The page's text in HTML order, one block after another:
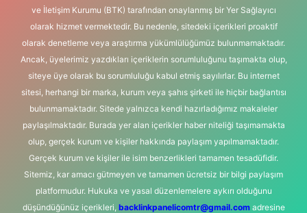
ve İletişim Kurumu (BTK) tarafından onaylanmış bir Yer Sağlayıcı
olarak hizmet vermektedir. Bu nedenle, sitedeki içerikleri proaktif
olarak denetleme veya araştırma yükümlülüğümüz bulunmamaktadır.
Ancak, üyelerimiz yazdıkları içeriklerin sorumluluğunu taşımakta olup,
siteye üye olarak bu sorumluluğu kabul etmiş sayılırlar. Bu internet
sitesi, herhangi bir marka, kurum veya şahıs şirketi ile hiçbir bağlantısı
bulunmamaktadır. Sitede yalnızca kendi hazırladığımız makaleler
paylaşılmaktadır. Burada yer alan içerikler haber niteliği taşımamakta
olup, gerçek kurum ve kişiler hakkında paylaşım yapılmamaktadır.
Gerçek kurum ve kişiler ile isim benzerlikleri tamamen tesadüfidir.
Sitemiz, kar amacı gütmeyen ve tamamen ücretsiz bir bilgi paylaşım
platformudur. Hukuka ve yasal düzenlemelere aykırı olduğunu
düşündüğünüz içerikleri, backlinkpanelicomtr@gmail.comadresine